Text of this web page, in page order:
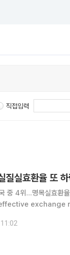
직접입력
질실효환율 또
위...명목실효환율도 17년2개
exchange
effective